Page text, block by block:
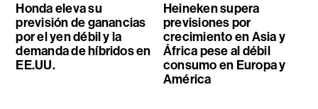
Honda eleva su
previsión de ganancias
por el yen débil y la
demanda de híbridos en
EE.UU.
Heineken supera
previsiones por
crecimiento en Asia y
África pese al débil
consumo en Europa y
América